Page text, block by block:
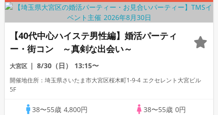
【40代中心ハイステ男性編】婚活パーティ
ー・街コン ～真剣な出会い～
大宮区 8/30（日） 13:15〜
開催地住所：埼玉県さいたま市大宮区桜木町1-9-4 エクセレント大宮ビル
5F
38〜55歳 4,800円
38〜55歳 0円